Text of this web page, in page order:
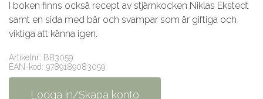
I boken finns också recept av stjärnkocken Niklas Ekstedt
samt en sida med bär och svampar som är giftiga och
viktiga att känna igen.
Artikelnr: B83059
EAN-kod: 9789189083059
Logga in/Skapa konto